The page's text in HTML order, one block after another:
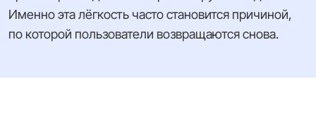
Именно эта лёгкость часто становится причиной,
по которой пользователи возвращаются снова.